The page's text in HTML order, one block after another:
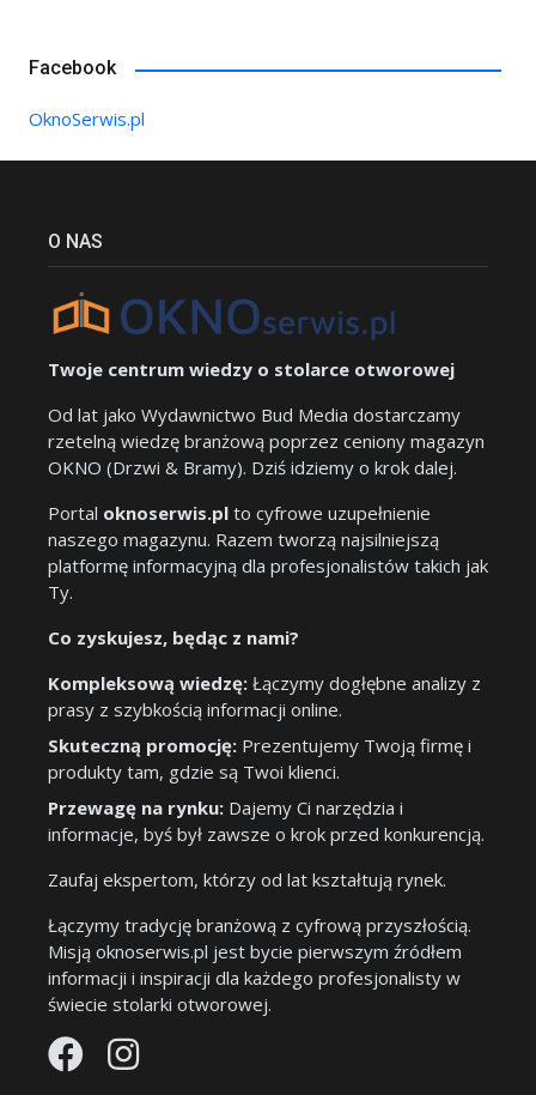
Facebook
OknoSerwis.pl
O NAS
Twoje centrum wiedzy o stolarce otworowej
Od lat jako Wydawnictwo Bud Media dostarczamy
rzetelną wiedzę branżową poprzez ceniony magazyn
OKNO (Drzwi & Bramy). Dziś idziemy o krok dalej.
Portal oknoserwis.pl to cyfrowe uzupełnienie
naszego magazynu. Razem tworzą najsilniejszą
platformę informacyjną dla profesjonalistów takich jak
Ty.
Co zyskujesz, będąc z nami?
Kompleksową wiedzę: Łączymy dogłębne analizy z
prasy z szybkością informacji online.
Skuteczną promocję: Prezentujemy Twoją firmę i
produkty tam, gdzie są Twoi klienci.
Przewagę na rynku: Dajemy Ci narzędzia i
informacje, byś był zawsze o krok przed konkurencją.
Zaufaj ekspertom, którzy od lat kształtują rynek.
Łączymy tradycję branżową z cyfrową przyszłością.
Misją oknoserwis.pl jest bycie pierwszym źródłem
informacji i inspiracji dla każdego profesjonalisty w
świecie stolarki otworowej.